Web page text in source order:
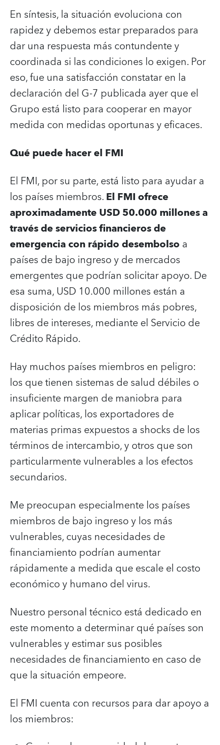
En síntesis, la situación evoluciona con
rapidez y debemos estar preparados para
dar una respuesta más contundente y
coordinada si las condiciones lo exigen. Por
eso, fue una satisfacción constatar en la
declaración del G-7 publicada ayer que el
Grupo está listo para cooperar en mayor
medida con medidas oportunas y eficaces.
Qué puede hacer el FMI
El FMI, por su parte, está listo para ayudar a
los países miembros.El FMI ofrece
aproximadamente USD 50.000 millones a
través de servicios financieros de
emergencia con rápido desembolso a
países de bajo ingreso y de mercados
emergentes que podrían solicitar apoyo. De
esa suma, USD 10.000 millones están a
disposición de los miembros más pobres,
libres de intereses, mediante el Servicio de
Crédito Rápido.
Hay muchos países miembros en peligro:
los que tienen sistemas de salud débiles o
insuficiente margen de maniobra para
aplicar políticas, los exportadores de
materias primas expuestos a shocks de los
términos de intercambio, y otros que son
particularmente vulnerables a los efectos
secundarios.
Me preocupan especialmente los países
miembros de bajo ingreso y los más
vulnerables, cuyas necesidades de
financiamiento podrían aumentar
rápidamente a medida que escale el costo
económico y humano del virus.
Nuestro personal técnico está dedicado en
este momento a determinar qué países son
vulnerables y estimar sus posibles
necesidades de financiamiento en caso de
que la situación empeore.
El FMI cuenta con recursos para dar apoyo a
los miembros: